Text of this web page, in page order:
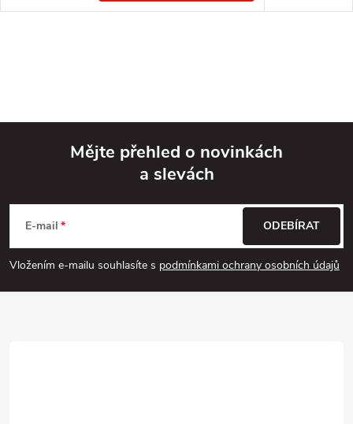
p
a
Mějte přehled o novinkách
a slevách
E-mail
Vložením e-mailu souhlasíte s podmínkami ochrany osobních údajů
ODEBÍRAT